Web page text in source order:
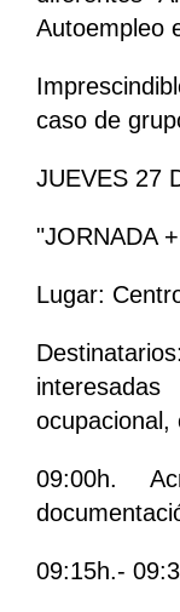
Autoempleo
caso de
JUEVES 27
"JORNADA
Lugar:
ocupacional,
09:00h.
09:15h.-